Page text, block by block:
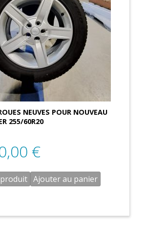
NEUVES POUR NOUVEAU
255/60R20
€
Ajouter au panier